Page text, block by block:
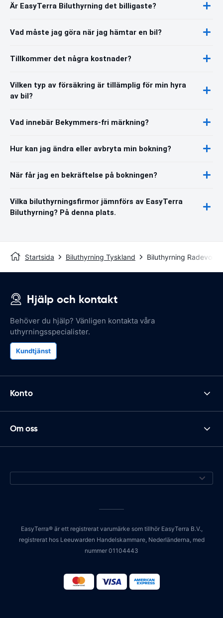
Är EasyTerra Biluthyrning det billigaste?
Vad måste jag göra när jag hämtar en bil?
Tillkommer det några kostnader?
Vilken typ av försäkring är tillämplig för min hyra
av bil?
Vad innebär Bekymmers-fri märkning?
Hur kan jag ändra eller avbryta min bokning?
När får jag en bekräftelse på bokningen?
Vilka biluthyrningsfirmor jämnförs av EasyTerra
Biluthyrning? På denna plats.
Startsida Biluthyrning Tyskland Biluthyrning
Hjälp och kontakt
Behöver du hjälp? Vänligen kontakta våra
uthyrningsspecialister.
Kundtjänst
Konto
Om oss
EasyTerra® är ett registrerat varumärke som tillhör EasyTerra B.V.,
registrerat hos Leeuwarden Handelskammare, Nederländerna, med
nummer 01104443